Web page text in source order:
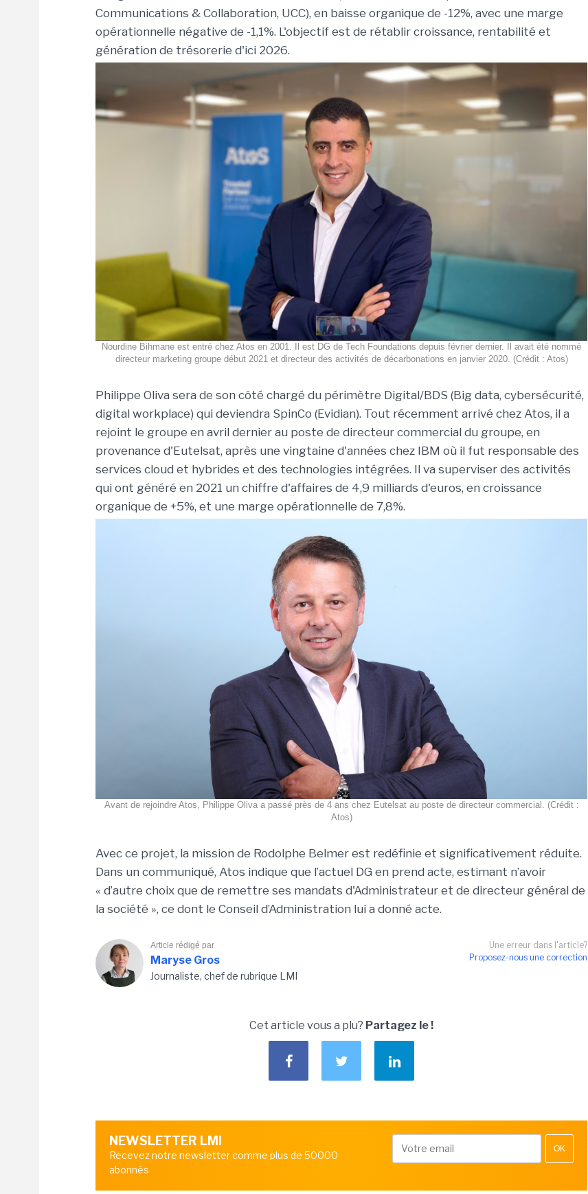
Communications & Collaboration, UCC), en baisse organique de -12%, avec une marge
opérationnelle négative de -1,1%. L'objectif est de rétablir croissance, rentabilité et
génération de trésorerie d'ici 2026.
Nourdine Bihmane est entré chez Atos en 2001. Il est DG de Tech Foundations depuis février dernier. Il avait été nommé
directeur marketing groupe début 2021 et directeur des activités de décarbonations en janvier 2020. (Crédit : Atos)
Philippe Oliva sera de son côté chargé du périmètre Digital/BDS (Big data, cybersécurité,
digital workplace) qui deviendra SpinCo (Evidian). Tout récemment arrivé chez Atos, il a
rejoint le groupe en avril dernier au poste de directeur commercial du groupe, en
provenance d'Eutelsat, après une vingtaine d'années chez IBM où il fut responsable des
services cloud et hybrides et des technologies intégrées. Il va superviser des activités
qui ont généré en 2021 un chiffre d'affaires de 4,9 milliards d'euros, en croissance
organique de +5%, et une marge opérationnelle de 7,8%.
Avant de rejoindre Atos, Philippe Oliva a passé près de 4 ans chez Eutelsat au poste de directeur commercial. (Crédit :
Atos)
Avec ce projet, la mission de Rodolphe Belmer est redéfinie et significativement réduite.
Dans un communiqué, Atos indique que l’actuel DG en prend acte, estimant n’avoir
« d’autre choix que de remettre ses mandats d'Administrateur et de directeur général de
la société », ce dont le Conseil d’Administration lui a donné acte.
Une erreur dans l'article?
Proposez-nous une correction
Article rédigé par
Maryse Gros
Journaliste, chef de rubrique LMI
Cet article vous a plu? Partagez le !
NEWSLETTER LMI
Recevez notre newsletter comme plus de 50000
abonnés
OK